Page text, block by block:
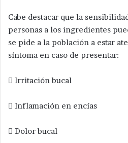
Cabe destacar que la
personas a los ingredientes
se pide a la población a estar
síntoma en caso de presentar:
 Irritación bucal
 Inflamación en encías
 Dolor bucal